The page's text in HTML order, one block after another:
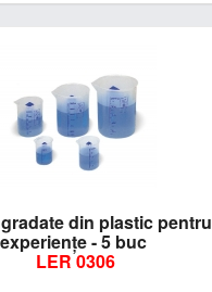
din plastic pentru
experienţe - 5 buc
LER 0306